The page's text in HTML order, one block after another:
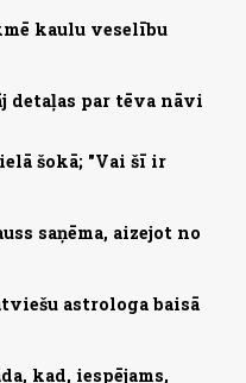
kaulu veselību
detaļas par tēva nāvi
šokā; "Vai šī ir
saņēma, aizejot no
astrologa baisā
kad, iespējams,